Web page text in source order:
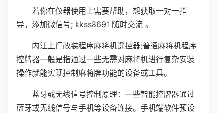
若你在仪器使用上需要帮助，想获取一对一指
导，添加微信号; kkss8691 随时交流 。
内江上门改装程序麻将机遥控器;普通麻将机程序
控牌器一般是指通过一些无需对麻将机进行复杂安装
操作就能实现控制麻将牌功能的设备或工具。
蓝牙或无线信号控制原理：一些智能控牌器通过
蓝牙或无线信号与手机等设备连接。手机端软件预设